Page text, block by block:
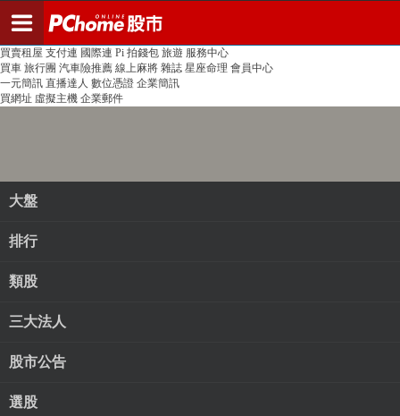
PChome首頁 線上購物 24h購物 書店
買賣租屋 支付連 國際連 Pi 拍錢包 旅遊 服務中心
買車 旅行團 汽車險推薦 線上麻將 雜誌 星座命理 會員中心
一元簡訊 直播達人 數位憑證 企業簡訊
買網址 虛擬主機 企業郵件
大盤
排行
類股
三大法人
股市公告
選股